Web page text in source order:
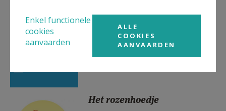
Machtsmisbruik in de kerk
Het rozenhoedje
Enkel functionele
cookies
aanvaarden
ALLE
COOKIES
AANVAARDEN